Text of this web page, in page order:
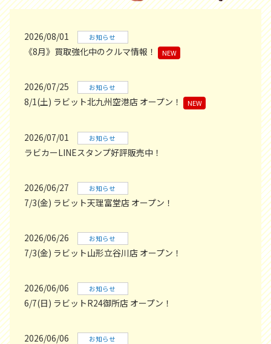
2026/08/01 お知らせ
《8月》買取強化中のクルマ情報！ NEW
2026/07/25 お知らせ
8/1(土) ラビット北九州空港店 オープン！ NEW
2026/07/01 お知らせ
ラビカーLINEスタンプ好評販売中！
2026/06/27 お知らせ
7/3(金) ラビット天理富堂店 オープン！
2026/06/26 お知らせ
7/3(金) ラビット山形立谷川店 オープン！
2026/06/06 お知らせ
6/7(日) ラビットR24御所店 オープン！
2026/06/06 お知らせ